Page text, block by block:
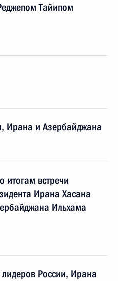
Тайипом
Ирана и Азербайджана
итогам встречи
Ирана Хасана
Ильхама
лидеров России, Ирана